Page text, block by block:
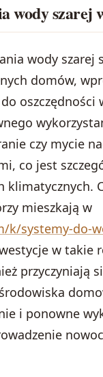
wody szarej
wody szarej
domów,
czy mycie
co jest
mieszkają w
k/systemy-do-
w takie
przyczyniają
i ponowne